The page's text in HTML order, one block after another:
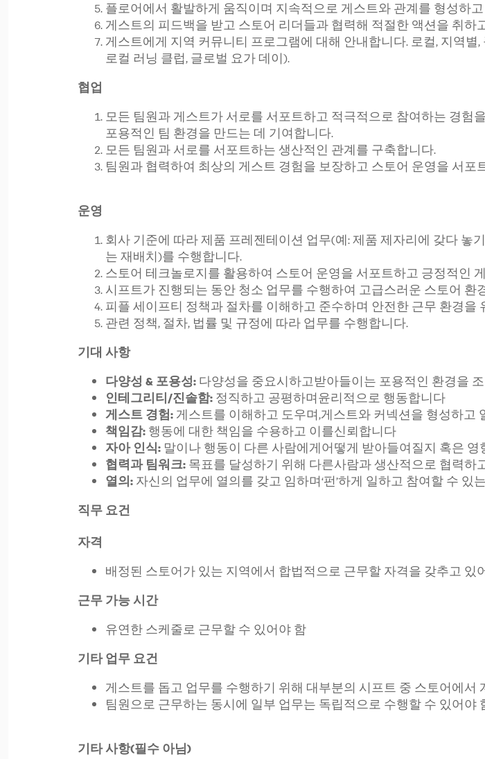
플로어에서 활발하게 움직이며 지속적으로 게스트와 관계를 형성하
게스트의 피드백을 받고 스토어 리더들과 협력해 적절한 액션을 취하
게스트에게 지역 커뮤니티 프로그램에 대해 안내합니다. 로컬, 지역
로컬 러닝 클럽, 글로벌 요가 데이).
협업
모든 팀원과 게스트가 서로를 서포트하고 적극적으로 참여하는 경험
포용적인 팀 환경을 만드는 데 기여합니다.
모든 팀원과 서로를 서포트하는 생산적인 관계를 구축합니다.
팀원과 협력하여 최상의 게스트 경험을 보장하고 스토어 운영을 서포
운영
회사 기준에 따라 제품 프레젠테이션 업무(예: 제품 제자리에 갖다 놓
는 재배치)를 수행합니다.
스토어 테크놀로지를 활용하여 스토어 운영을 서포트하고 긍정적인
시프트가 진행되는 동안 청소 업무를 수행하여 고급스러운 스토어 환
피플 세이프티 정책과 절차를 이해하고 준수하며 안전한 근무 환경을
관련 정책, 절차, 법률 및 규정에 따라 업무를 수행합니다.
기대 사항
다양성 & 포용성: 다양성을 중요시하고받아들이는 포용적인 환경을
인테그리티/진솔함: 정직하고 공평하며윤리적으로 행동합니다
게스트 경험: 게스트를 이해하고 도우며,게스트와 커넥션을 형성하고
책임감: 행동에 대한 책임을 수용하고 이를신뢰합니다
자아 인식: 말이나 행동이 다른 사람에게어떻게 받아들여질지 혹은
협력과 팀워크: 목표를 달성하기 위해 다른사람과 생산적으로 협력하
열의: 자신의 업무에 열의를 갖고 임하며‘펀’하게 일하고 참여할 수 있
직무 요건
자격
배정된 스토어가 있는 지역에서 합법적으로 근무할 자격을 갖추고 있
근무 가능 시간
유연한 스케줄로 근무할 수 있어야 함
기타 업무 요건
게스트를 돕고 업무를 수행하기 위해 대부분의 시프트 중 스토어에서
팀원으로 근무하는 동시에 일부 업무는 독립적으로 수행할 수 있어야
기타 사항(필수 아님)